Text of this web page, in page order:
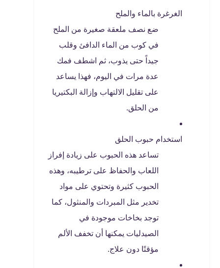
الغرغرة بالماء والملح
ضع نصف ملعقة صغيرة من الملح
في كوب من الماء الدافئ وقلب
جيداً حتى يذوب، ثم اشطف فمك
عدة مرات في اليوم، فهذا يساعد
على تقليل الالتهاب وإزالة البكتيريا
من الحلق.
استخدام حبوب الحلق
تساعد هذه الحبوب على زيادة إفراز
اللعاب والحفاظ على ترطيبه، وهذه
الحبوب كثيرة وتحتوي على مواد
تخدير مثل المبردات والمنثول، كما
توجد بخاخات موجودة في
الصيدليات يمكنها أن تخفف الألم
مؤقتًا دون علاج.